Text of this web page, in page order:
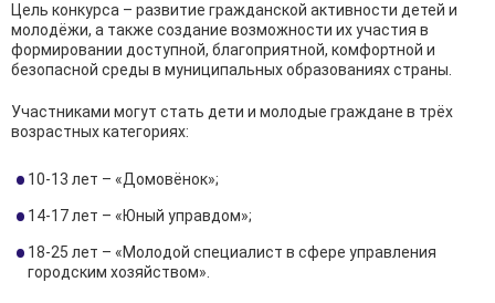
Цель конкурса – развитие гражданской активности детей и
молодёжи, а также создание возможности их участия в
формировании доступной, благоприятной, комфортной и
безопасной среды в муниципальных образованиях страны.
Участниками могут стать дети и молодые граждане в трёх
возрастных категориях:
10-13 лет – «Домовёнок»;
14-17 лет – «Юный управдом»;
18-25 лет – «Молодой специалист в сфере управления
городским хозяйством».